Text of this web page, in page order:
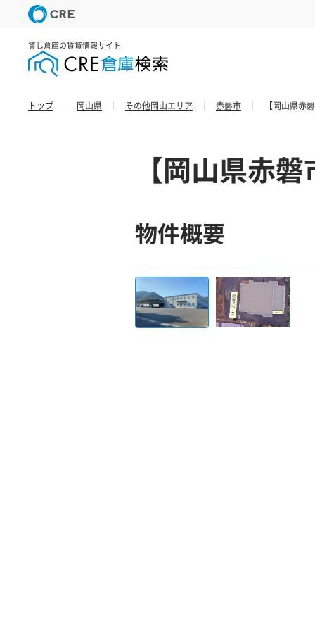
貸し倉庫の賃貸情報サイト
トップ 岡山県 その他岡山エリア 赤磐市 【岡山県赤
【岡山県赤
物件概要